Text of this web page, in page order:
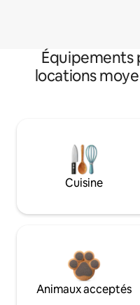
Équipements
locations
Cuisine
Animaux acceptés